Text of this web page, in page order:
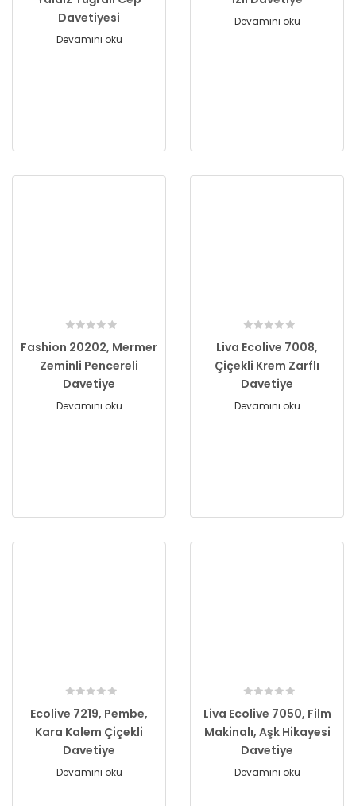
Davetiyesi
Devamını oku
Devamını oku
Fashion 20202, Mermer
Zeminli Pencereli
Davetiye
Devamını oku
Liva Ecolive 7008,
Çiçekli Krem Zarflı
Davetiye
Devamını oku
Ecolive 7219, Pembe,
Kara Kalem Çiçekli
Davetiye
Devamını oku
Liva Ecolive 7050, Film
Makinalı, Aşk Hikayesi
Davetiye
Devamını oku